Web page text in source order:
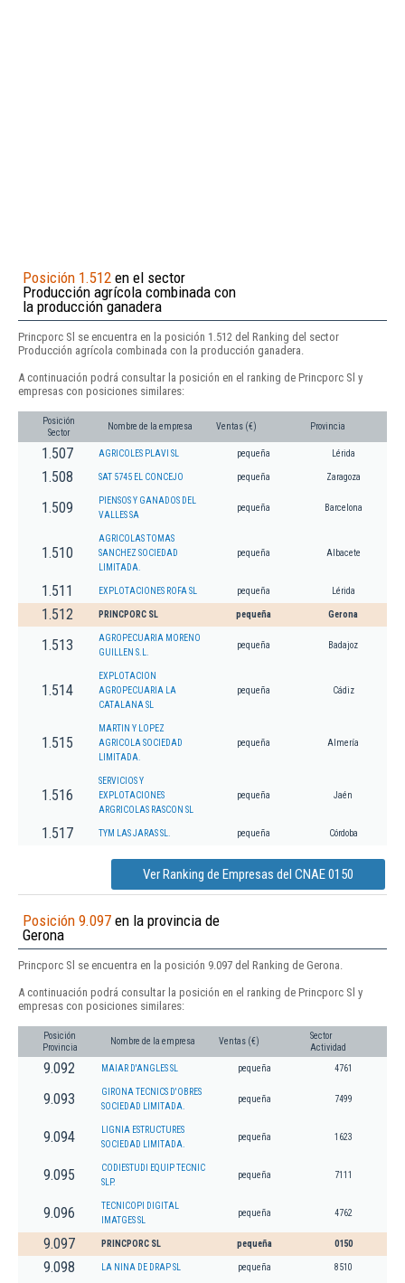
Posición 1.512 en el sector
Producción agrícola combinada con
la producción ganadera
Princporc Sl se encuentra en la posición 1.512 del Ranking del sector
Producción agrícola combinada con la producción ganadera.
A continuación podrá consultar la posición en el ranking de Princporc Sl y
empresas con posiciones similares:
Posición
Sector
Nombre de la empresa Ventas (€) Provincia
1.507 AGRICOLES PLAVI SL pequeña Lérida
1.508 SAT 5745 EL CONCEJO pequeña Zaragoza
1.509
PIENSOS Y GANADOS DEL
VALLES SA
pequeña Barcelona
1.510
AGRICOLAS TOMAS
SANCHEZ SOCIEDAD
LIMITADA.
pequeña Albacete
1.511 EXPLOTACIONES ROFA SL pequeña Lérida
1.512 PRINCPORC SL pequeña Gerona
1.513
AGROPECUARIA MORENO
GUILLEN S.L.
pequeña Badajoz
1.514
EXPLOTACION
AGROPECUARIA LA
CATALANA SL
pequeña Cádiz
1.515
MARTIN Y LOPEZ
AGRICOLA SOCIEDAD
LIMITADA.
pequeña Almería
1.516
SERVICIOS Y
EXPLOTACIONES
ARGRICOLAS RASCON SL
pequeña Jaén
1.517 TYM LAS JARAS SL. pequeña Córdoba
Ver Ranking de Empresas del CNAE 0150
Posición 9.097 en la provincia de
Gerona
Princporc Sl se encuentra en la posición 9.097 del Ranking de Gerona.
A continuación podrá consultar la posición en el ranking de Princporc Sl y
empresas con posiciones similares:
Posición
Provincia
Nombre de la empresa Ventas (€)
Sector
Actividad
9.092 MAIAR D'ANGLES SL pequeña 4761
9.093
GIRONA TECNICS D'OBRES
SOCIEDAD LIMITADA.
pequeña 7499
9.094
LIGNIA ESTRUCTURES
SOCIEDAD LIMITADA.
pequeña 1623
9.095
CODIESTUDI EQUIP TECNIC
SLP.
pequeña 7111
9.096
TECNICOPI DIGITAL
IMATGES SL
pequeña 4762
9.097 PRINCPORC SL pequeña 0150
9.098 LA NINA DE DRAP SL pequeña 8510